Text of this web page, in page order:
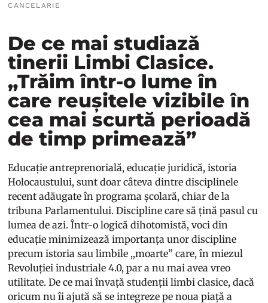
CANCELARIE
De ce mai studiază
tinerii Limbi Clasice.
„Trăim într-o lume în
care reușitele vizibile în
cea mai scurtă perioadă
de timp primează”
Educație antreprenorială, educație juridică, istoria
Holocaustului, sunt doar câteva dintre disciplinele
recent adăugate în programa școlară, chiar de la
tribuna Parlamentului. Discipline care să țină pasul cu
lumea de azi. Într-o logică dihotomistă, voci din
educație minimizează importanța unor discipline
precum istoria sau limbile ,,moarte” care, în miezul
Revoluției industriale 4.0, par a nu mai avea vreo
utilitate. De ce mai învață studenții limbi clasice, dacă
oricum nu îi ajută să se integreze pe noua piață a